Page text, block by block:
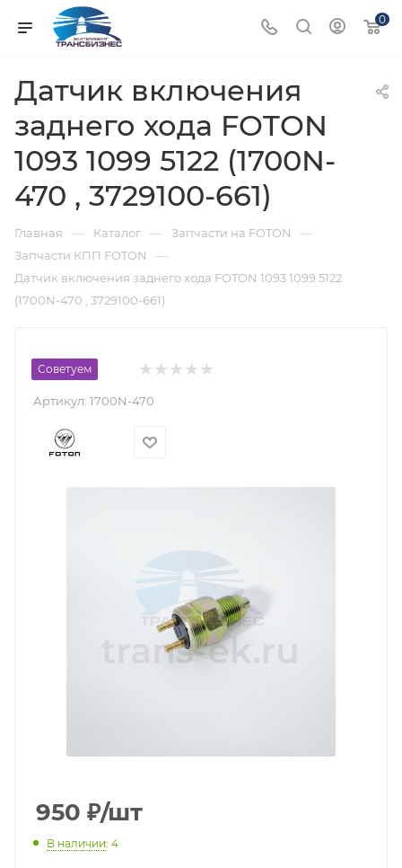
0
Датчик включения
заднего хода FOTON
1093 1099 5122 (1700N-
470 , 3729100-661)
Главная — Каталог — Запчасти на FOTON —
Запчасти КПП FOTON —
Датчик включения заднего хода FOTON 1093 1099 5122
(1700N-470 , 3729100-661)
Советуем
Артикул: 1700N-470
950 ₽/шт
В наличии: 4